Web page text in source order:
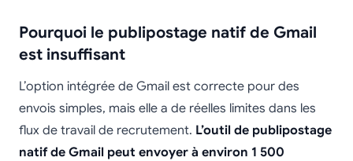
Pourquoi le publipostage natif de Gmail
est insuffisant
L’option intégrée de Gmail est correcte pour des
envois simples, mais elle a de réelles limites dans les
flux de travail de recrutement. L’outil de publipostage
natif de Gmail peut envoyer à environ 1 500